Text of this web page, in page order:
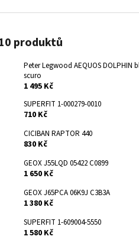
produktů
Peter Legwood AEQUOS DOLPHIN
scuro
1 495 Kč
SUPERFIT 1-000279-0010
710 Kč
CICIBAN RAPTOR 440
830 Kč
GEOX J55LQD 05422 C0899
1 650 Kč
GEOX J65PCA 06K9J C3B3A
1 380 Kč
SUPERFIT 1-609004-5550
1 580 Kč